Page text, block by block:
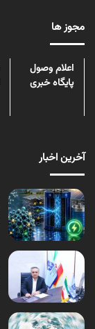
مجوز ها
اعلام وصول
پایگاه خبری
آخرین اخبار